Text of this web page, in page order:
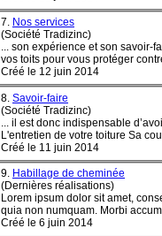
7. Nos services
(Société Tradizinc)
... son expérience et son savoir-
vos toits pour vous protéger
Créé le 12 juin 2014
8. Savoir-faire
(Société Tradizinc)
... il est donc indispensable
Créé le 11 juin 2014
9. Habillage de cheminée
(Dernières réalisations)
Lorem ipsum dolor sit amet,
quia non
Créé le 6 juin 2014